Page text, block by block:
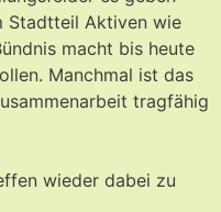
Stadtteil Aktiven wie
macht bis heute
Manchmal ist das
tragfähig
wieder dabei zu